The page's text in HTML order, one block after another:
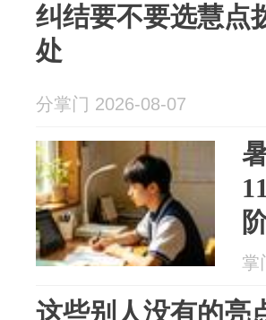
纠结要不要选慧点
处
分掌门 2026-08-07
掌
这些别人没有的亮